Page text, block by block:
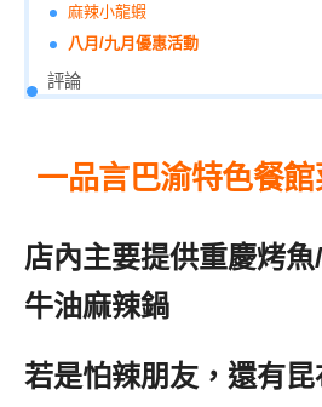
麻辣小龍蝦
八月/九月優惠活動
評論
一品言巴渝特色餐館
店內主要提供重慶烤
牛油麻辣鍋
若是怕辣朋友，還有